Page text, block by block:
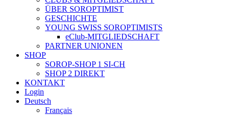
ÜBER SOROPTIMIST
GESCHICHTE
YOUNG SWISS SOROPTIMISTS
eClub-MITGLIEDSCHAFT
PARTNER UNIONEN
SHOP
SOROP-SHOP 1 SI-CH
SHOP 2 DIREKT
KONTAKT
Login
Deutsch
Français